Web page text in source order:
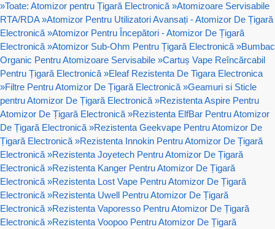
»Toate: Atomizor pentru Țigară Electronică »Atomizoare Servisabile
RTA/RDA »Atomizor Pentru Utilizatori Avansați - Atomizor De Țigară
Electronică »Atomizor Pentru Începători - Atomizor De Țigară
Electronică »Atomizor Sub-Ohm Pentru Țigară Electronică »Bumbac
Organic Pentru Atomizoare Servisabile »Cartuș Vape Reîncărcabil
Pentru Țigară Electronică »Eleaf Rezistenta De Tigara Electronica
»Filtre Pentru Atomizor De Țigară Electronică »Geamuri si Sticle
pentru Atomizor De Țigară Electronică »Rezistenta Aspire Pentru
Atomizor De Țigară Electronică »Rezistenta ElfBar Pentru Atomizor
De Țigară Electronică »Rezistenta Geekvape Pentru Atomizor De
Țigară Electronică »Rezistenta Innokin Pentru Atomizor De Țigară
Electronică »Rezistenta Joyetech Pentru Atomizor De Țigară
Electronică »Rezistenta Kanger Pentru Atomizor De Țigară
Electronică »Rezistenta Lost Vape Pentru Atomizor De Țigară
Electronică »Rezistenta Uwell Pentru Atomizor De Țigară
Electronică »Rezistenta Vaporesso Pentru Atomizor De Țigară
Electronică »Rezistenta Voopoo Pentru Atomizor De Țigară